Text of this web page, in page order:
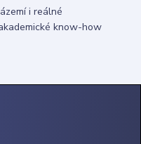
i reálné
know-how